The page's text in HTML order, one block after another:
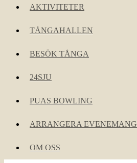
AKTIVITETER
TÅNGAHALLEN
BESÖK TÅNGA
24SJU
PUAS BOWLING
ARRANGERA EVENEMANG
OM OSS